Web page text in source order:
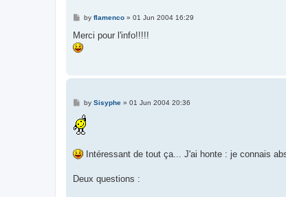
P
s
by flamenco» 01 Jun 2004 16:29
Merci pour l'info!!!!!
P
s
t
by Sisyphe» 01 Jun 2004 20:36
Intéressant de tout ça... J'ai honte : je connais
Deux questions :